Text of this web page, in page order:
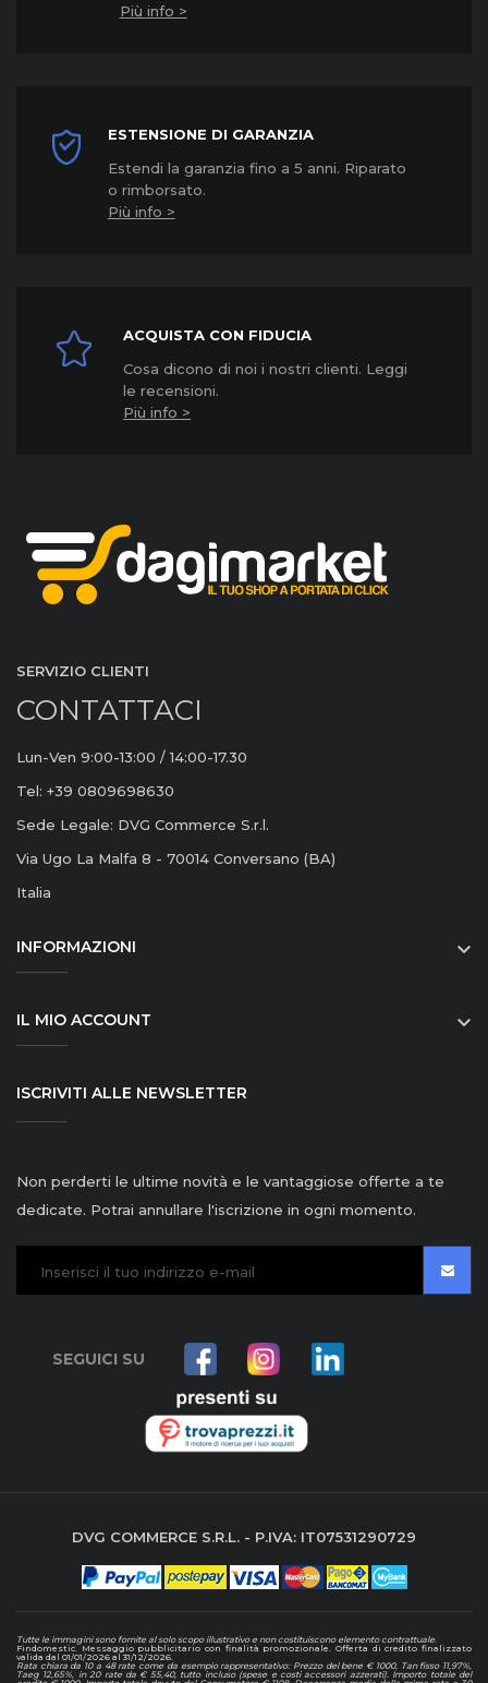
Più info >
ESTENSIONE DI GARANZIA
Estendi la garanzia fino a 5 anni. Riparato
o rimborsato.
Più info >
ACQUISTA CON FIDUCIA
Cosa dicono di noi i nostri clienti. Leggi
le recensioni.
Più info >
SERVIZIO CLIENTI
CONTATTACI
Lun-Ven 9:00-13:00 / 14:00-17.30
Tel: +39 0809698630
Sede Legale: DVG Commerce S.r.l.
Via Ugo La Malfa 8 - 70014 Conversano (BA)
Italia
INFORMAZIONI 
IL MIO ACCOUNT 
ISCRIVITI ALLE NEWSLETTER
Non perderti le ultime novità e le vantaggiose offerte a te
dedicate. Potrai annullare l'iscrizione in ogni momento.
SEGUICI SU
DVG COMMERCE S.R.L. - P.IVA: IT07531290729
Tutte le immagini sono fornite al solo scopo illustrativo e non costituiscono elemento contrattuale.
Findomestic. Messaggio pubblicitario con finalità promozionale. Offerta di credito finalizzato
valida dal 01/01/2026 al 31/12/2026.
Rata chiara da 10 a 48 rate come da esempio rappresentativo: Prezzo del bene € 1000, Tan fisso 11,97%,
Taeg 12,65%, in 20 rate da € 55,40, tutto incluso (spese e costi accessori azzerati). Importo totale del